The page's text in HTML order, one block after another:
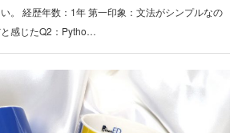
。 経歴年数：1年 第一印象：文法がシンプルなの
感じたQ2：Pytho…